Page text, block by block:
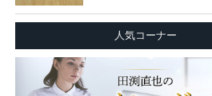
人気コーナー